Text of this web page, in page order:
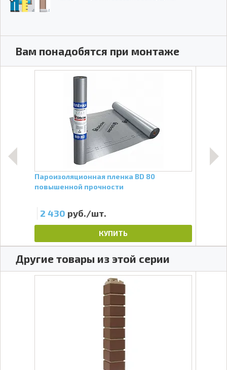
Вам понадобятся при монтаже
Пароизоляционная пленка BD 80
повышенной прочности
2 430 руб./шт.
КУПИТЬ
Другие товары из этой серии